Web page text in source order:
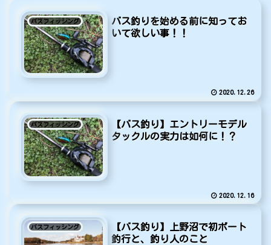
バスフィッシング
バス釣りを始める前に知ってお
いて欲しい事！！
2020.12.26
バスフィッシング
【バス釣り】エントリーモデル
タックルの実力は如何に！？
2020.12.16
バスフィッシング
【バス釣り】上野沼で初ボート
釣行と、釣り人のこと